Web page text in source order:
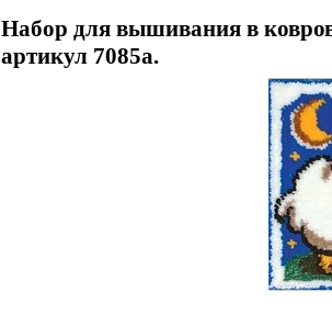
Набор для вышивания в
артикул 7085a.